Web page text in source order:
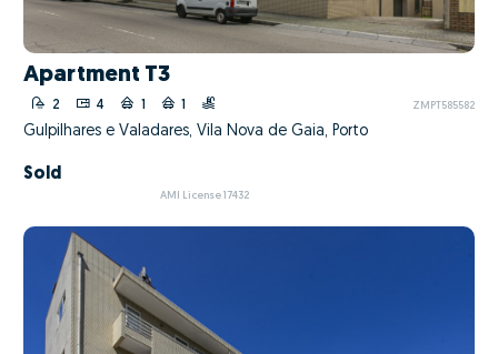
Apartment T3
2 4 1 1 ZMPT585582
Gulpilhares e Valadares, Vila Nova de Gaia, Porto
Sold
AMI License 17432